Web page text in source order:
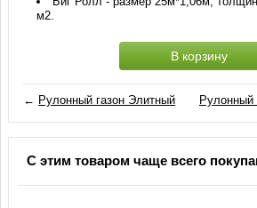
м2.
В корзину
← Рулонный газон Элитный Рулонный
С этим товаром чаще всего